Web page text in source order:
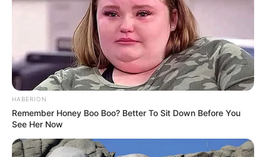
HABERION
Remember Honey Boo Boo? Better To Sit Down Before You
See Her Now